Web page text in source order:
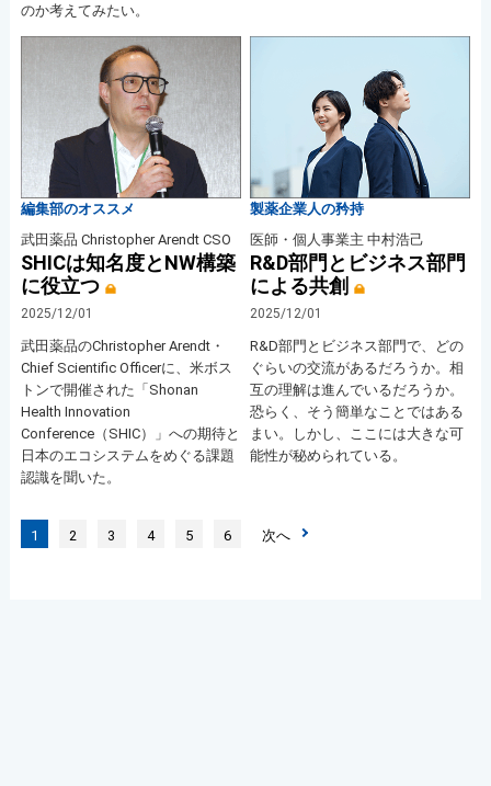
のか考えてみたい。
編集部のオススメ
武田薬品 Christopher Arendt CSO
SHICは知名度とNW構築
に役立つ
2025/12/01
武田薬品のChristopher Arendt・
Chief Scientific Officerに、米ボス
トンで開催された「Shonan
Health Innovation
Conference（SHIC）」への期待と
日本のエコシステムをめぐる課題
認識を聞いた。
製薬企業人の矜持
医師・個人事業主 中村浩己
R&D部門とビジネス部門
による共創
2025/12/01
R&D部門とビジネス部門で、どの
ぐらいの交流があるだろうか。相
互の理解は進んでいるだろうか。
恐らく、そう簡単なことではある
まい。しかし、ここには大きな可
能性が秘められている。
1 2 3 4 5 6 次へ